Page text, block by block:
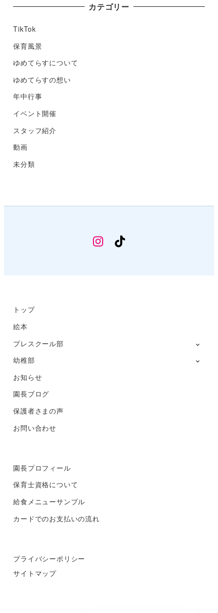
ナ
ビ
ゲ
ー
シ
ョ
ン
カテゴリー
TikTok
保育風景
ゆめてらすについて
ゆめてらすの想い
年中行事
イベント開催
スタッフ紹介
動画
未分類
幼 TikTok
トップ
絵本
プレスクール部
幼稚部
お知らせ
園長ブログ
保護者さまの声
お問い合わせ
園長プロフィール
保育士資格について
給食メニューサンプル
カードでのお支払いの流れ
プライバシーポリシー
サイトマップ